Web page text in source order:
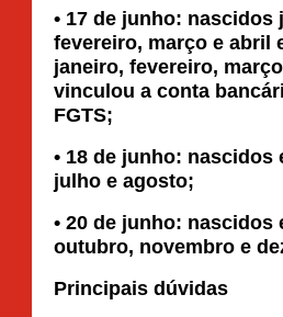
• 17 de junho: nascidos
fevereiro, março e abril
janeiro, fevereiro,
vinculou a conta
FGTS;
• 18 de junho: nascidos
julho e agosto;
• 20 de junho: nascidos
outubro, novembro e
Principais dúvidas